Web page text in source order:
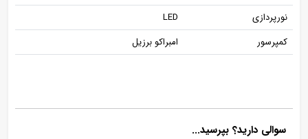
نورپردازی
LED
کمپرسور
امبراکو برزیل
سوالی دارید؟ بپرسید...